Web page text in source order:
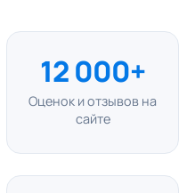
12 000+
Оценок и отзывов на
сайте